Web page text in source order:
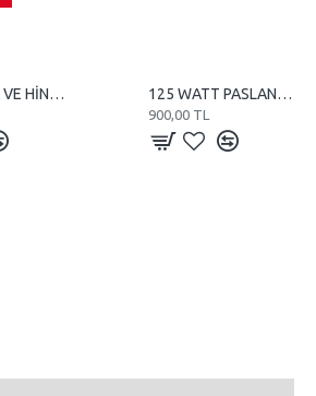
KAZ-ÖRDEK VE HİNDİ KULUÇKA MAKİNE TEREĞİ 125 WATT PASLANMAZ TUBE REZİSTANS
900,00 TL